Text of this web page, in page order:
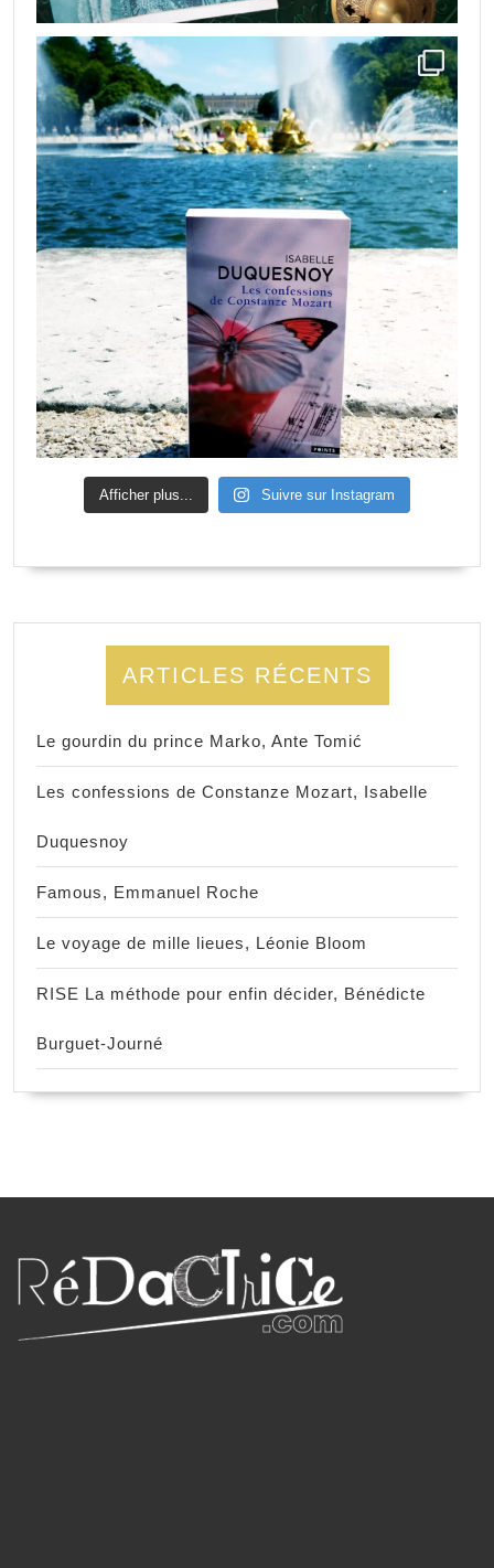
Afficher plus... Suivre sur Instagram
ARTICLES RÉCENTS
Le gourdin du prince Marko, Ante Tomić
Les confessions de Constanze Mozart, Isabelle
Duquesnoy
Famous, Emmanuel Roche
Le voyage de mille lieues, Léonie Bloom
RISE La méthode pour enfin décider, Bénédicte
Burguet-Journé